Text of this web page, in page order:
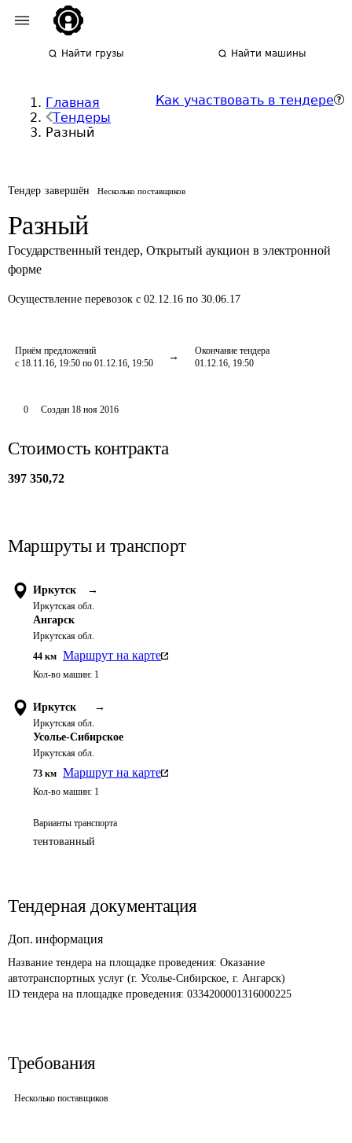
Найти грузы Найти машины
Главная
Тендеры
Разный
Как участвовать в тендере
Тендер завершён Несколько поставщиков
Разный
Государственный тендер, Открытый аукцион в электронной
форме
Осуществление перевозок с 02.12.16 по 30.06.17
Приём предложений
с 18.11.16, 19:50 по 01.12.16, 19:50
Окончание тендера
01.12.16, 19:50
0 Создан 18 ноя 2016
Стоимость контракта
397 350,72
Маршруты и транспорт
Иркутск →
Иркутская обл.
Ангарск
Иркутская обл.
44 км Маршрут на карте
Кол-во машин: 1
Иркутск →
Иркутская обл.
Усолье-Сибирское
Иркутская обл.
73 км Маршрут на карте
Кол-во машин: 1
Варианты транспорта
тентованный
Тендерная документация
Доп. информация
Название тендера на площадке проведения: Оказание
автотранспортных услуг (г. Усолье-Сибирское, г. Ангарск)
ID тендера на площадке проведения: 0334200001316000225
Требования
Несколько поставщиков